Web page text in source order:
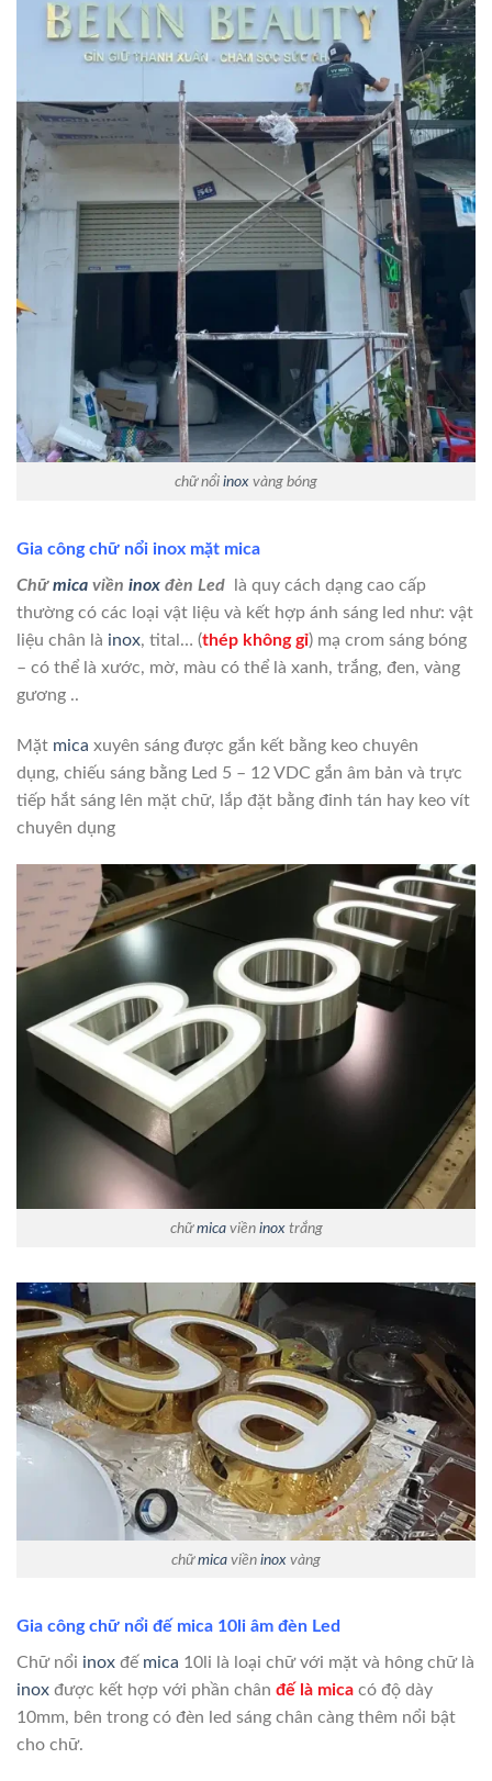
chữ nổi inox vàng bóng
Gia công chữ nổi inox mặt mica
Chữmica viền inox đèn Led
là quy cách dạng cao cấp
thường có các loại vật liệu và kết hợp ánh sáng led như: vật
liệu chân là inox, tital… (thép không gỉ) mạ crom sáng bóng
– có thể là xước, mờ, màu có thể là xanh, trắng, đen, vàng
gương ..
Mặt mica xuyên sáng được gắn kết bằng keo chuyên
dụng, chiếu sáng bằng Led 5 – 12 VDC gắn âm bản và trực
tiếp hắt sáng lên mặt chữ, lắp đặt bằng đinh tán hay keo vít
chuyên dụng
chữmicaviền inoxtrắng
chữmica viền inox vàng
Gia công chữ nổi đế mica 10li âm đèn Led
Chữ nổi inox đế mica 10li là loại chữ với mặt và hông chữ là
inox được kết hợp với phần chân đế là mica có độ dày
10mm, bên trong có đèn led sáng chân càng thêm nổi bật
cho chữ.